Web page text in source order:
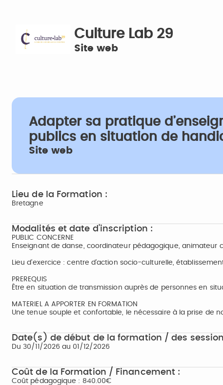
Culture Lab 29
Site web
Adapter sa pratique
publics en situation de
Site web
Lieu de la Formation :
Bretagne
Modalités et date d'inscription :
PUBLIC CONCERNE
Enseignant de danse, coordinateur pédagogique, animateur
Lieu d’exercice : centre d'action socio-culturelle,
PREREQUIS
Être en situation de transmission auprès de personnes en
MATERIEL A APPORTER EN FORMATION
Une tenue souple et confortable, le nécessaire à la prise de
Date(s) de début de la formation / des
Du 30/11/2026 au 01/12/2026
Coût de la Formation / Financement :
Coût pédagogique : 840.00€